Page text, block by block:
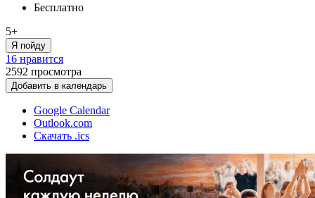
Бесплатно
5+
Я пойду
16 нравится
2592 просмотра
Добавить в календарь
Google Calendar
Outlook.com
Скачать .ics